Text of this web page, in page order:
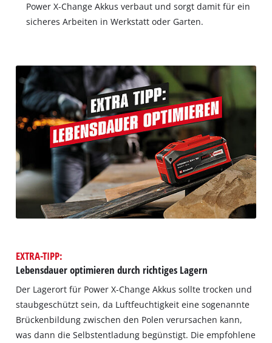
Power X-Change Akkus verbaut und sorgt damit für ein
sicheres Arbeiten in Werkstatt oder Garten.
EXTRA-TIPP:
Lebensdauer optimieren durch richtiges Lagern
Der Lagerort für Power X-Change Akkus sollte trocken und
staubgeschützt sein, da Luftfeuchtigkeit eine sogenannte
Brückenbildung zwischen den Polen verursachen kann,
was dann die Selbstentladung begünstigt. Die empfohlene